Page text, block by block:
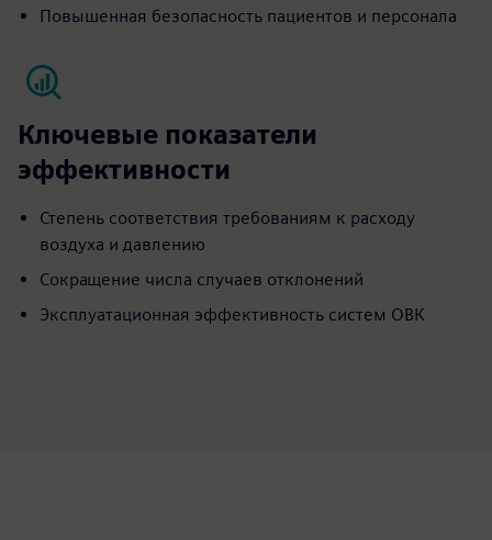
Повышенная безопасность пациентов и персонала
Ключевые показатели
эффективности
Степень соответствия требованиям к расходу
воздуха и давлению
Сокращение числа случаев отклонений
Эксплуатационная эффективность систем ОВК